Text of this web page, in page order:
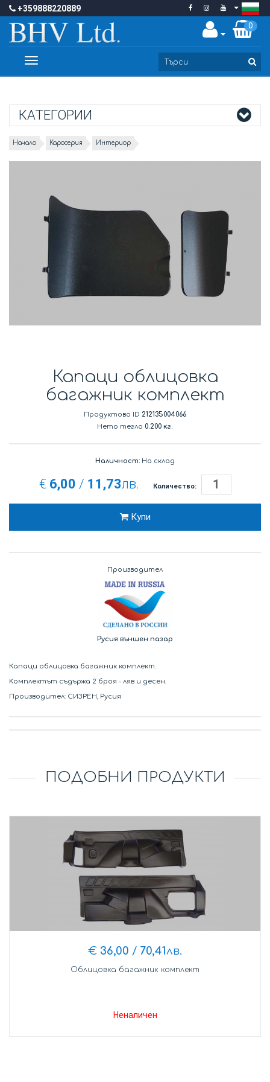
+359888220889
0
Toggle
КАТЕГОРИИ
Начало Каросерия Интериор
Капаци облицовка
багажник комплект
Продуктово ID 212135004066
Нето тегло 0.200 кг.
Наличност: На склад
€ 6,00 / 11,73лв. Количество:
Купи
Производител
Русия външен пазар
Капаци облицовка багажник комплект.
Kомплектът съдържа 2 броя - ляв и десен.
Производител: СИЗРЕН, Русия
ПОДОБНИ ПРОДУКТИ
€ 36,00 / 70,41лв.
Облицовка багажник комплект
Неналичен